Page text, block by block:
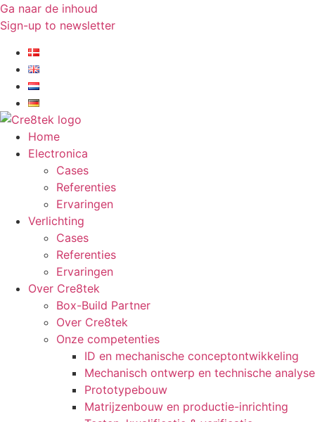
Ga naar de inhoud
Sign-up to newsletter​
Home
Electronica
Cases
Referenties
Ervaringen
Verlichting
Cases
Referenties
Ervaringen
Over Cre8tek
Box-Build Partner
Over Cre8tek
Onze competenties
ID en mechanische conceptontwikkeling
Mechanisch ontwerp en technische analyse
Prototypebouw
Matrijzenbouw en productie-inrichting